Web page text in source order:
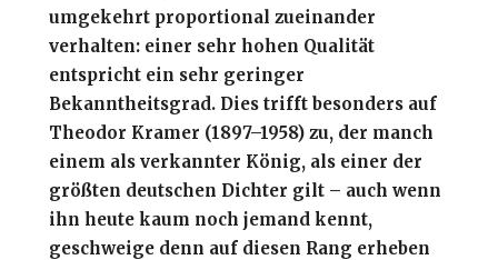
umgekehrt proportional zueinander
verhalten: einer sehr hohen Qualität
entspricht ein sehr geringer
Bekanntheitsgrad. Dies trifft besonders auf
Theodor Kramer (1897–1958) zu, der manch
einem als verkannter König, als einer der
größten deutschen Dichter gilt – auch wenn
ihn heute kaum noch jemand kennt,
geschweige denn auf diesen Rang erheben